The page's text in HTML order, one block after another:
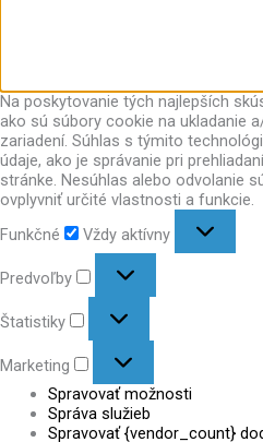
Na poskytovanie tých najlepších
ako sú súbory cookie na ukladanie
zariadení. Súhlas s týmito
údaje, ako je správanie pri
stránke. Nesúhlas alebo odvolanie
ovplyvniť určité vlastnosti a funkcie.
Funkčné
Vždy aktívny
Predvoľby
Štatistiky
Marketing
Spravovať možnosti
Správa služieb
Spravovať {vendor_count}